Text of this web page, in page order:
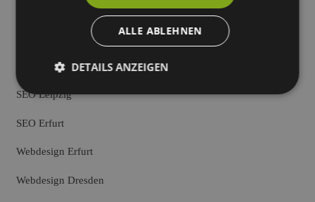
Standort Berlin
SEO Leipzig
SEO Erfurt
Webdesign Erfurt
Webdesign Dresden
ALLE ABLEHNEN
DETAILS ANZEIGEN